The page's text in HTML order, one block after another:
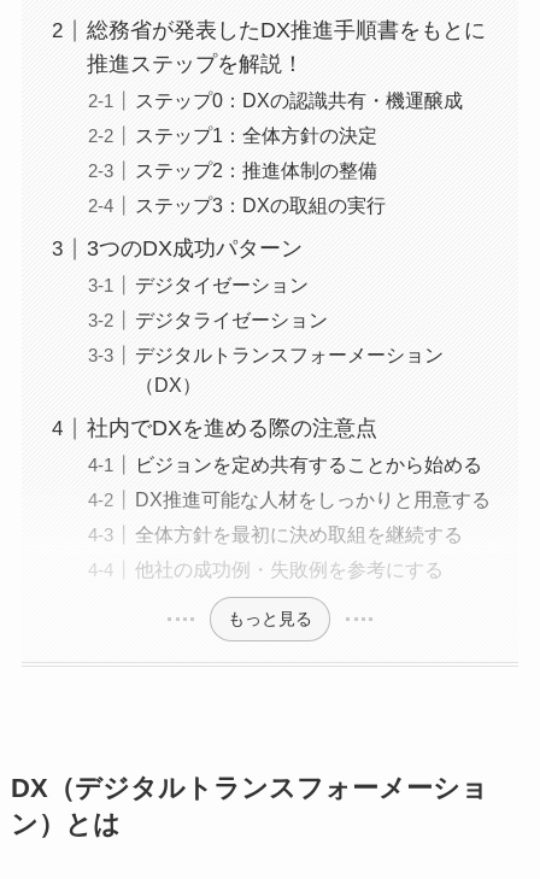
総務省が発表したDX推進手順書をもとに
推進ステップを解説！
ステップ0：DXの認識共有・機運醸成
ステップ1：全体方針の決定
ステップ2：推進体制の整備
ステップ3：DXの取組の実行
3つのDX成功パターン
デジタイゼーション
デジタライゼーション
デジタルトランスフォーメーション
（DX）
社内でDXを進める際の注意点
ビジョンを定め共有することから始める
DX推進可能な人材をしっかりと用意する
全体方針を最初に決め取組を継続する
他社の成功例・失敗例を参考にする
もっと見る
DX（デジタルトランスフォーメーショ
ン）とは